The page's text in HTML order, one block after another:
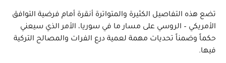
تضع هذه التفاصيل الكثيرة والمتواترة أنقرة أمام فرضية التوافق
الأمريكي – الروسي على مسار ما في سوريا، الأمر الذي سيعني
حكماً وضمناً تحديات مهمة لعمية درع الفرات والمصالح التركية
فيها.